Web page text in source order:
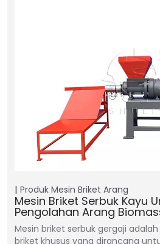
Produk Mesin Briket Arang
Mesin Briket Serbuk Kayu
Pengolahan Arang
Mesin briket serbuk gergaji
briket khusus yang dirancang